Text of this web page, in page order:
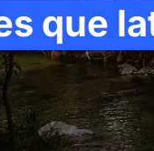
que